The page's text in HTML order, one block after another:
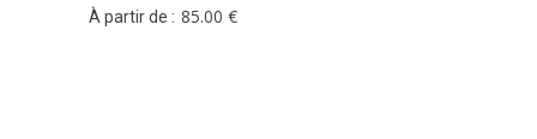
À partir de : 85.00 €